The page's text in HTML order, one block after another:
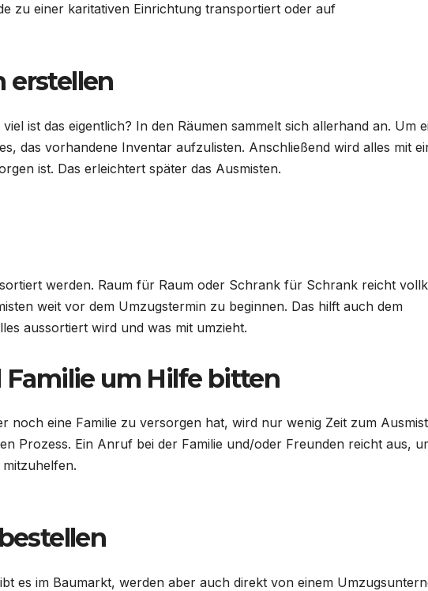
zu einer karitativen Einrichtung transportiert oder auf
erstellen
ist das eigentlich? In den Räumen sammelt sich allerhand an. Um
das vorhandene Inventar aufzulisten. Anschließend wird alles mit
ist. Das erleichtert später das Ausmisten.
werden. Raum für Raum oder Schrank für Schrank reicht
weit vor dem Umzugstermin zu beginnen. Das hilft auch dem
aussortiert wird und was mit umzieht.
Familie um Hilfe bitten
noch eine Familie zu versorgen hat, wird nur wenig Zeit zum
Prozess. Ein Anruf bei der Familie und/oder Freunden reicht aus,
es im Baumarkt, werden aber auch direkt von einem